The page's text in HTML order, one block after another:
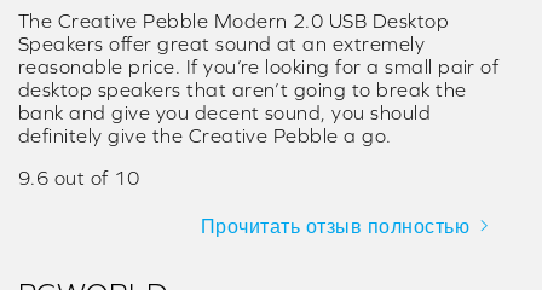
The Creative Pebble Modern 2.0 USB Desktop
Speakers offer great sound at an extremely
reasonable price. If you’re looking for a small pair of
desktop speakers that aren’t going to break the
bank and give you decent sound, you should
definitely give the Creative Pebble a go.
9.6 out of 10
Прочитать отзыв полностью